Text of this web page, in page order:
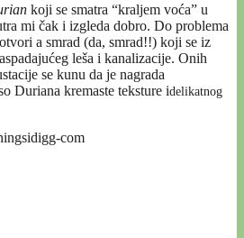
koji se smatra “kraljem voća” u
mi čak i izgleda dobro. Do problema
a smrad (da, smrad!!) koji se iz
leša i kanalizacije. Onih
se kunu da je nagrada
Duriana kremaste teksture idelikatnog